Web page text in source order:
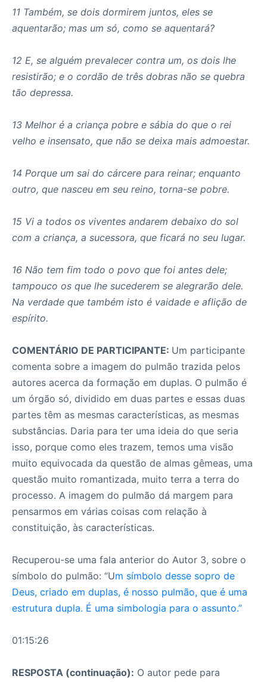
11 Também, se dois dormirem juntos, eles se
aquentarão; mas um só, como se aquentará?
12 E, se alguém prevalecer contra um, os dois lhe
resistirão; e o cordão de três dobras não se quebra
tão depressa.
13 Melhor é a criança pobre e sábia do que o rei
velho e insensato, que não se deixa mais admoestar.
14 Porque um sai do cárcere para reinar; enquanto
outro, que nasceu em seu reino, torna-se pobre.
15 Vi a todos os viventes andarem debaixo do sol
com a criança, a sucessora, que ficará no seu lugar.
16 Não tem fim todo o povo que foi antes dele;
tampouco os que lhe sucederem se alegrarão dele.
Na verdade que também isto é vaidade e aflição de
espírito.
COMENTÁRIO DE PARTICIPANTE: Um participante
comenta sobre a imagem do pulmão trazida pelos
autores acerca da formação em duplas. O pulmão é
um órgão só, dividido em duas partes e essas duas
partes têm as mesmas características, as mesmas
substâncias. Daria para ter uma ideia do que seria
isso, porque como eles trazem, temos uma visão
muito equivocada da questão de almas gêmeas, uma
questão muito romantizada, muito terra a terra do
processo. A imagem do pulmão dá margem para
pensarmos em várias coisas com relação à
constituição, às características.
Recuperou-se uma fala anterior do Autor 3, sobre o
símbolo do pulmão: “Um símbolo desse sopro de
Deus, criado em duplas, é nosso pulmão, que é uma
estrutura dupla. É uma simbologia para o assunto.”
01:15:26
RESPOSTA (continuação): O autor pede para